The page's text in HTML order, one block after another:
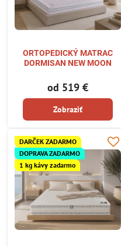
ORTOPEDICKÝ MATRAC
DORMISAN NEW MOON
od 519 €
Zobraziť
DARČEK ZADARMO
DOPRAVA ZADARMO
1 kg kávy zadarmo